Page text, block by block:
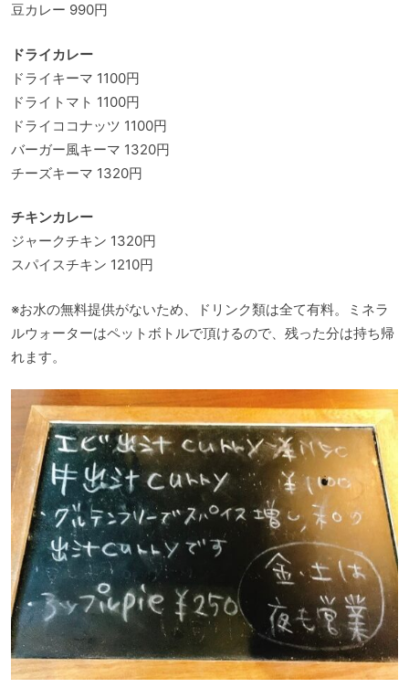
豆カレー 990円
ドライカレー
ドライキーマ 1100円
ドライトマト 1100円
ドライココナッツ 1100円
バーガー風キーマ 1320円
チーズキーマ 1320円
チキンカレー
ジャークチキン 1320円
スパイスチキン 1210円
※お水の無料提供がないため、ドリンク類は全て有料。ミネラ
ルウォーターはペットボトルで頂けるので、残った分は持ち帰
れます。